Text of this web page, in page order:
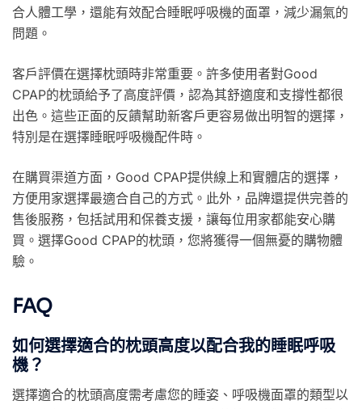
合人體工學，還能有效配合睡眠呼吸機的面罩，減少漏氣的
問題。
客戶評價在選擇枕頭時非常重要。許多使用者對Good
CPAP的枕頭給予了高度評價，認為其舒適度和支撐性都很
出色。這些正面的反饋幫助新客戶更容易做出明智的選擇，
特別是在選擇睡眠呼吸機配件時。
在購買渠道方面，Good CPAP提供線上和實體店的選擇，
方便用家選擇最適合自己的方式。此外，品牌還提供完善的
售後服務，包括試用和保養支援，讓每位用家都能安心購
買。選擇Good CPAP的枕頭，您將獲得一個無憂的購物體
驗。
FAQ
如何選擇適合的枕頭高度以配合我的睡眠呼吸
機？
選擇適合的枕頭高度需考慮您的睡姿、呼吸機面罩的類型以